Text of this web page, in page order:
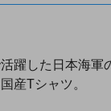
躍した日本海軍
産Tシャツ。